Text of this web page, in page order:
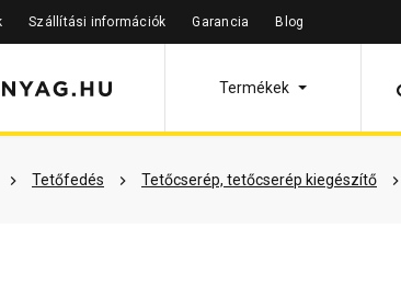
Szállítási információk Garancia Blog
Termékek
Tetőfedés Tetőcserép, tetőcserép kiegészítő
lehet rá Részletes leírás Termékinformáció